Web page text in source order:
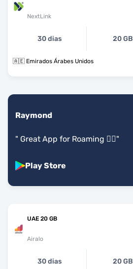
NextLink
30 dias 20 GB
🇦🇪 Emirados Árabes Unidos
Raymond
" Great App for Roaming 👍🏾"
Play Store
UAE 20 GB
Airalo
30 dias 20 GB